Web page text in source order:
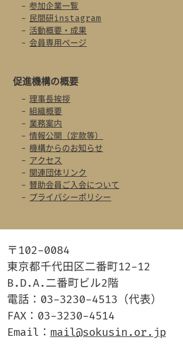
参加企業一覧
民間研instagram
活動概要・成果
会員専用ページ
促進機構の概要
理事長挨拶
組織概要
業務案内
情報公開（定款等）
機構からのお知らせ
アクセス
関連団体リンク
賛助会員ご入会について
プライバシーポリシー
〒102-0084
東京都千代田区二番町12-12
B.D.A.二番町ビル2階
電話：03-3230-4513（代表）
FAX：03-3230-4514
Email： mail@sokusin.or.jp